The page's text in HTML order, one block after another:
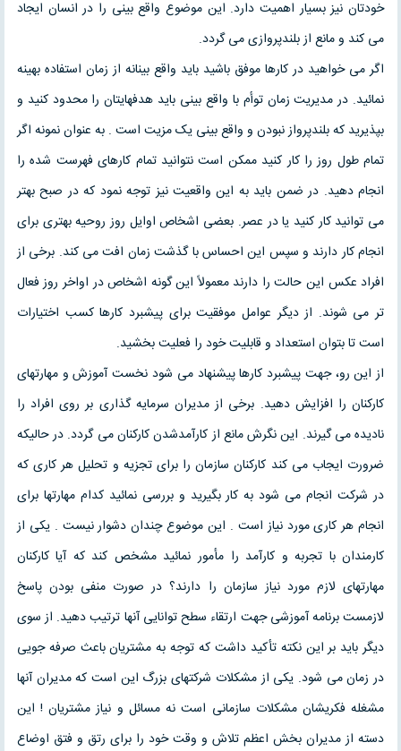
خودتان نیز بسیار اهمیت دارد. این موضوع واقع بینی را در انسان ایجاد
می کند و مانع از بلندپروازی می گردد.
اگر می خواهید در کارها موفق باشید باید واقع بینانه از زمان استفاده بهینه
نمائید. در مدیریت زمان توأم با واقع بینی باید هدفهایتان را محدود کنید و
بپذیرید که بلندپرواز نبودن و واقع بینی یک مزیت است . به عنوان نمونه اگر
تمام طول روز را کار کنید ممکن است نتوانید تمام کارهای فهرست شده را
انجام دهید. در ضمن باید به این واقعیت نیز توجه نمود که در صبح بهتر
می توانید کار کنید یا در عصر. بعضی اشخاص اوایل روز روحیه بهتری برای
انجام کار دارند و سپس این احساس با گذشت زمان افت می کند. برخی از
افراد عکس این حالت را دارند معمولاً این گونه اشخاص در اواخر روز فعال
تر می شوند. از دیگر عوامل موفقیت برای پیشبرد کارها کسب اختیارات
است تا بتوان استعداد و قابلیت خود را فعلیت بخشید.
از این رو، جهت پیشبرد کارها پیشنهاد می شود نخست آموزش و مهارتهای
کارکنان را افزایش دهید. برخی از مدیران سرمایه گذاری بر روی افراد را
نادیده می گیرند. این نگرش مانع از کارآمدشدن کارکنان می گردد. در حالیکه
ضرورت ایجاب می کند کارکنان سازمان را برای تجزیه و تحلیل هر کاری که
در شرکت انجام می شود به کار بگیرید و بررسی نمائید کدام مهارتها برای
انجام هر کاری مورد نیاز است . این موضوع چندان دشوار نیست . یکی از
کارمندان با تجربه و کارآمد را مأمور نمائید مشخص کند که آیا کارکنان
مهارتهای لازم مورد نیاز سازمان را دارند؟ در صورت منفی بودن پاسخ
لازمست برنامه آموزشی جهت ارتقاء سطح توانایی آنها ترتیب دهید. از سوی
دیگر باید بر این نکته تأکید داشت که توجه به مشتریان باعث صرفه جویی
در زمان می شود. یکی از مشکلات شرکتهای بزرگ این است که مدیران آنها
مشغله فکریشان مشکلات سازمانی است نه مسائل و نیاز مشتریان ! این
دسته از مدیران بخش اعظم تلاش و وقت خود را برای رتق و فتق اوضاع